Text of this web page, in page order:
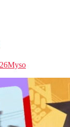
Myso